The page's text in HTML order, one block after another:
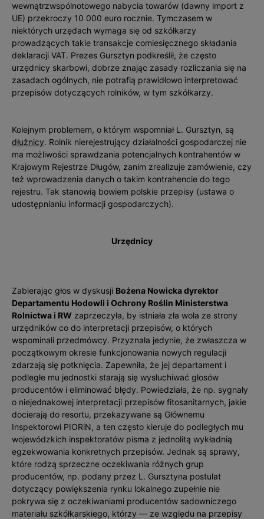
wewnątrzwspólnotowego nabycia towarów (dawny import z
UE) przekroczy 10 000 euro rocznie. Tymczasem w
niektórych urzędach wymaga się od szkółkarzy
prowadzących takie transakcje comiesięcznego składania
deklaracji VAT. Prezes Gursztyn podkreślił, że często
urzędnicy skarbowi, dobrze znając zasady rozliczania się na
zasadach ogólnych, nie potrafią prawidłowo interpretować
przepisów dotyczących rolników, w tym szkółkarzy.
Kolejnym problemem, o którym wspomniał L. Gursztyn, są
dłużnicy. Rolnik nierejestrujący działalności gospodarczej nie
ma możliwości sprawdzania potencjalnych kontrahentów w
Krajowym Rejestrze Długów, zanim zrealizuje zamówienie, czy
też wprowadzenia danych o takim kontrahencie do tego
rejestru. Tak stanowią bowiem polskie przepisy (ustawa o
udostępnianiu informacji gospodarczych).
Urzędnicy
Zabierając głos w dyskusji Bożena Nowicka dyrektor
Departamentu Hodowli i Ochrony Roś­lin Ministerstwa
Rolnictwa i RW zaprzeczyła, by istniała zła wola ze strony
urzędników co do interpretacji przepisów, o których
wspominali przedmówcy. Przyznała jedynie, że zwłaszcza w
początkowym okresie funkcjonowania nowych regulacji
zdarzają się potknięcia. Zapewniła, że jej departament i
podległe mu jednostki starają się wysłuchiwać głosów
producentów i eliminować błędy. Powiedziała, że np. sygnały
o niejednakowej interpretacji przepisów fitosanitarnych, jakie
docierają do resortu, przekazywane są Głównemu
Inspektorowi PIORiN, a ten często kieruje do podległych mu
wojewódzkich inspektoratów pisma z jednolitą wykładnią
egzekwowania konkretnych przepisów. Jednak są sprawy,
które rodzą sprzeczne oczekiwania różnych grup
producentów, np. podany przez L. Gursztyna postulat
dotyczący powiększenia rynku lokalnego zupełnie nie
pokrywa się z oczekiwaniami producentów sadowniczego
materiału szkółkarskiego, którzy — ze względu na przepisy